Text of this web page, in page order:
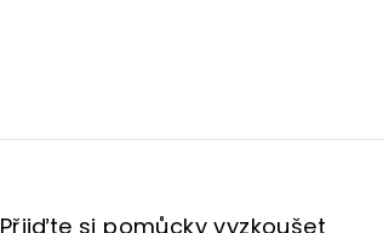
Přijďte si pomůcky vyzkoušet